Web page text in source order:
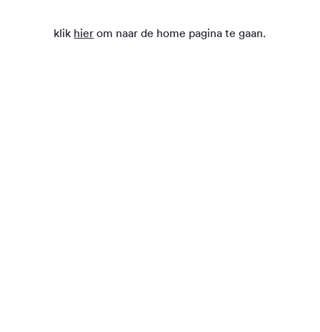
klik hier om naar de home pagina te gaan.